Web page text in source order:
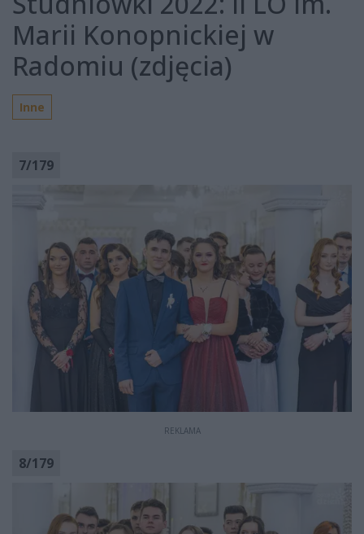
Marii Konopnickiej w
Radomiu (zdjęcia)
Inne
7/179
REKLAMA
8/179